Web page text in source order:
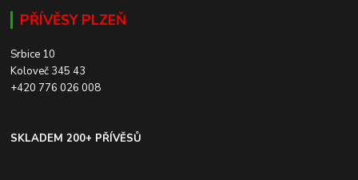
PŘÍVĚSY PLZEŇ
Srbice 10
Koloveč 345 43
+420 776 026 008
SKLADEM 200+ PŘÍVĚSŮ